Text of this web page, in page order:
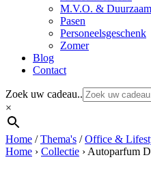
M.V.O. & Duurzaam
Pasen
Personeelsgeschenk
Zomer
Blog
Contact
Zoek uw cadeau..
×
Home /Thema's /Office &
Home › Collectie › Autoparfum